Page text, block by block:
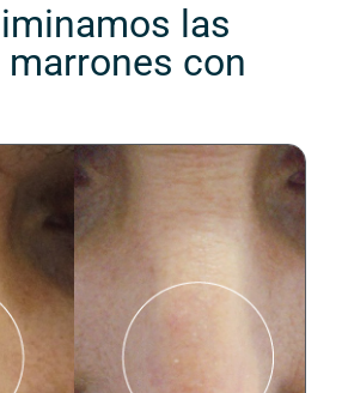
las
con